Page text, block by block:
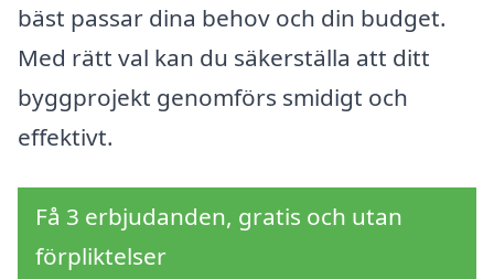
bäst passar dina behov och din budget.
Med rätt val kan du säkerställa att ditt
byggprojekt genomförs smidigt och
effektivt.
Få 3 erbjudanden, gratis och utan
förpliktelser